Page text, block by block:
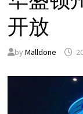
开放
by Malldone